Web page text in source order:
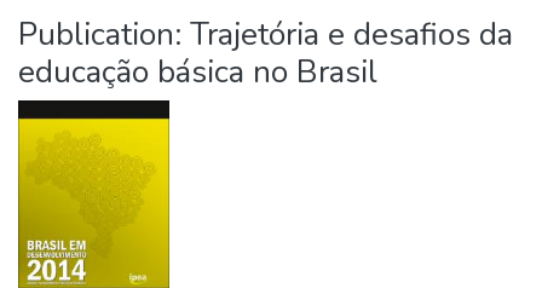
Statistics
Tips
Publication: Trajetória e desafios da
educação básica no Brasil